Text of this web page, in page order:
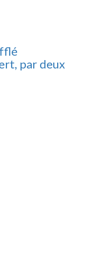
par deux